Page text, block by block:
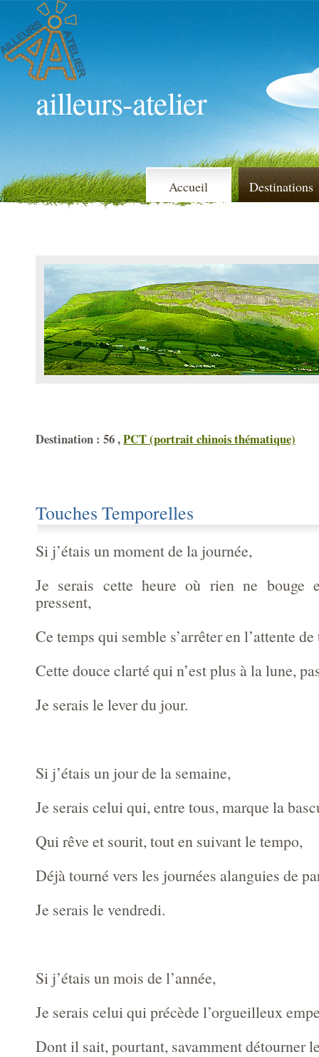
ailleurs-atelier
Accueil Destinations
Destination : 56 ,PCT (portrait chinois thématique)
Touches Temporelles
Si j’étais un moment de la journée,
Je serais cette heure où rien ne bouge
pressent,
Ce temps qui semble s’arrêter en l’attente
Cette douce clarté qui n’est plus à la lune,
Je serais le lever du jour.
Si j’étais un jour de la semaine,
Je serais celui qui, entre tous, marque la
Qui rêve et sourit, tout en suivant le tempo,
Déjà tourné vers les journées alanguies de
Je serais le vendredi.
Si j’étais un mois de l’année,
Je serais celui qui précède l’orgueilleux
Dont il sait, pourtant, savamment détourner